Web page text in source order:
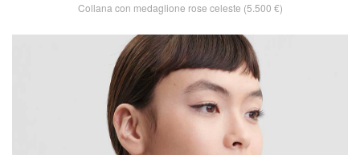
Collana con medaglione rose celeste (5.500 €)